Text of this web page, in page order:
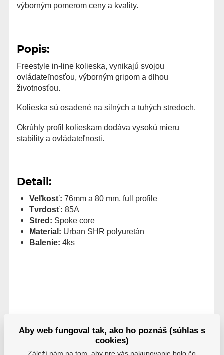
výborným pomerom ceny a kvality.
Popis:
Freestyle in-line kolieska, vynikajú svojou
ovládateľnosťou, výborným gripom a dlhou
životnosťou.
Kolieska sú osadené na silných a tuhých stredoch.
Okrúhly profil kolieskam dodáva vysokú mieru
stability a ovládateľnosti.
Detail:
Veľkosť: 76mm a 80 mm, full profile
Tvrdosť: 85A
Stred: Spoke core
Material: Urban SHR polyuretán
Balenie: 4ks
Hodnotenie pochádza od overených používateľov.
Aby web fungoval tak, ako ho poznáš (súhlas s
cookies)
Záleží nám na tom, aby pre vás nakupovanie bolo čo